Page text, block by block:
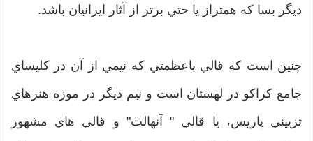
ديگر بسا كه همتراز يا حتي برتر از آثار ايرانيان باشد.
چنين است كه قالي باعظمتي كه نيمي از آن در كليساي
جامع كراكو در لهستان است و نيم ديگر در موزه هنرهاي
تزييني پاريس، يا قالي " آنهالت" و قالي هاي مشهور